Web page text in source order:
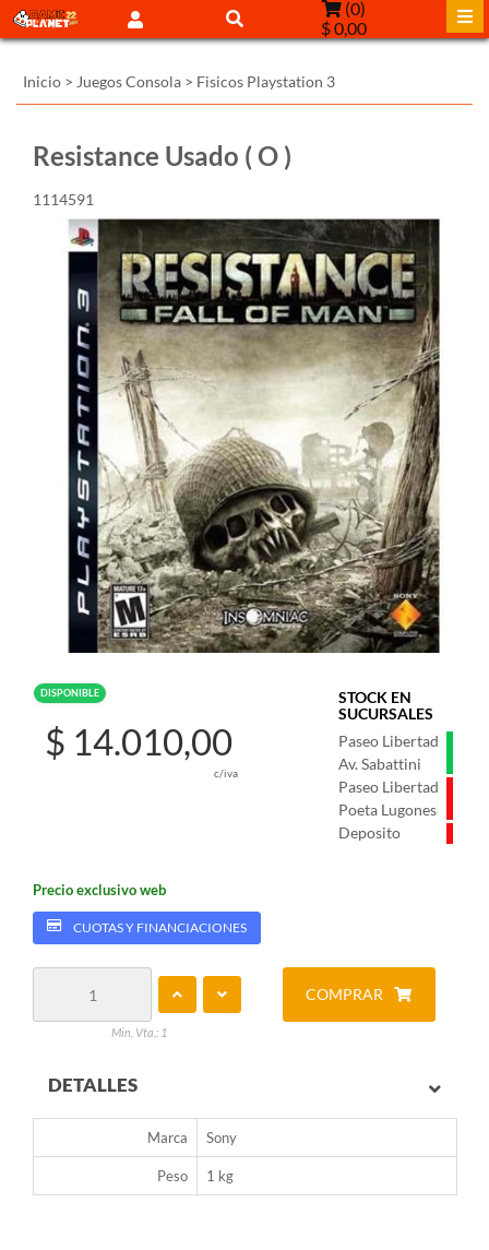
(0)
$ 0,00
Inicio > Juegos Consola > Fisicos Playstation 3
Resistance Usado ( O )
1114591
DISPONIBLE
STOCK EN
SUCURSALES
Paseo Libertad
Av. Sabattini
Paseo Libertad
Poeta Lugones
Deposito
$ 14.010,00
c/iva
Precio exclusivo web
CUOTAS Y FINANCIACIONES
Min. Vta.: 1
COMPRAR
DETALLES
Marca Sony
Peso 1 kg